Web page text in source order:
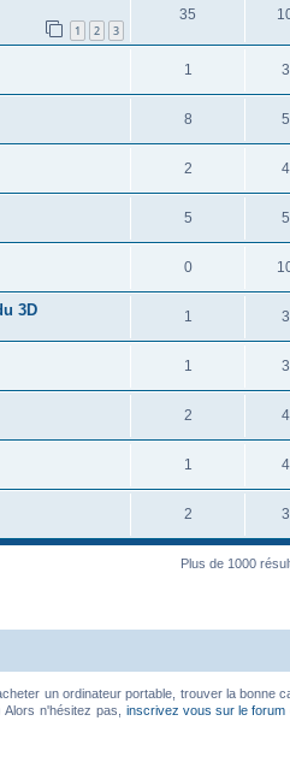
1 2 3
35
1
8
2
5
0
3D 1
1
2
1
2
Plus de 1000
un ordinateur portable, trouver la bonne
n'hésitez pas, inscrivez vous sur le forum